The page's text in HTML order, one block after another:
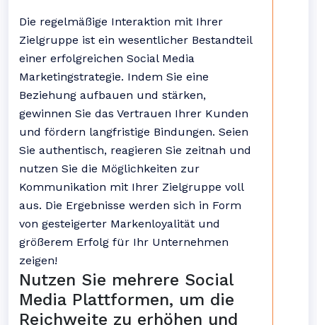
Die regelmäßige Interaktion mit Ihrer
Zielgruppe ist ein wesentlicher Bestandteil
einer erfolgreichen Social Media
Marketingstrategie. Indem Sie eine
Beziehung aufbauen und stärken,
gewinnen Sie das Vertrauen Ihrer Kunden
und fördern langfristige Bindungen. Seien
Sie authentisch, reagieren Sie zeitnah und
nutzen Sie die Möglichkeiten zur
Kommunikation mit Ihrer Zielgruppe voll
aus. Die Ergebnisse werden sich in Form
von gesteigerter Markenloyalität und
größerem Erfolg für Ihr Unternehmen
zeigen!
Nutzen Sie mehrere Social
Media Plattformen, um die
Reichweite zu erhöhen und